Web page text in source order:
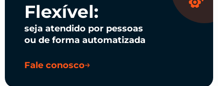
Flexível:
seja atendido por pessoas
ou de forma automatizada
Fale conosco